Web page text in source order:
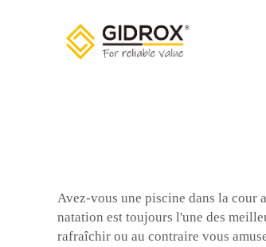
Avez-vous une piscine dans la cour
natation est toujours l'une des
rafraîchir ou au contraire vous